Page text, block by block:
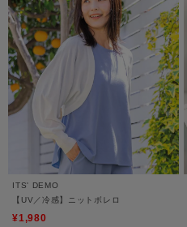
ITS' DEMO
【UV／冷感】ニットボレロ
¥1,980